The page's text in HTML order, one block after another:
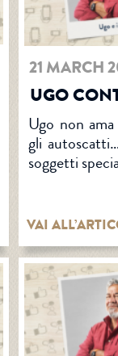
21 MARCH
UGO
Ugo non
gli
soggetti
VAI